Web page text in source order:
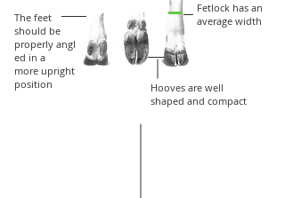
The feet
should be
properly angl
ed in a
more upright
position
Fetlock has an
average width
Hooves are well
shaped and compact